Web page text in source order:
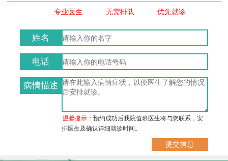
专业医生 无需排队 优先就诊
姓名
电话
病情描述
温馨提示：预约成功后我院值班医生将与您联系，安
排医生及确认详细就诊时间。